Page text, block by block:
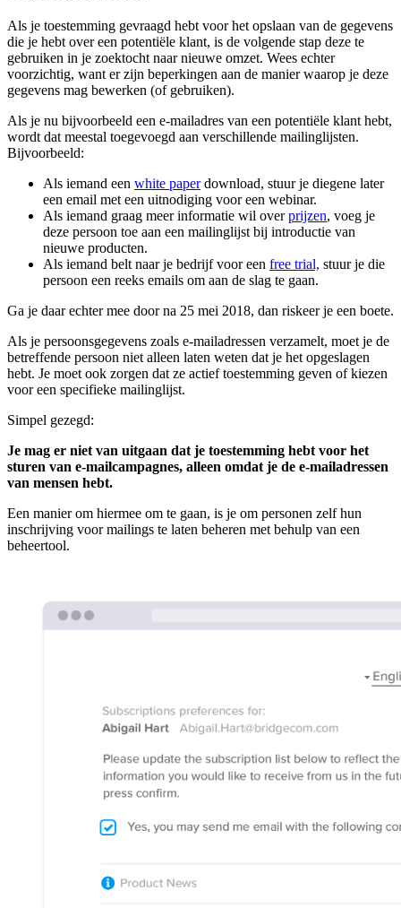
Als je toestemming gevraagd hebt voor het opslaan van de gegevens
die je hebt over een potentiële klant, is de volgende stap deze te
gebruiken in je zoektocht naar nieuwe omzet. Wees echter
voorzichtig, want er zijn beperkingen aan de manier waarop je deze
gegevens mag bewerken (of gebruiken).
Als je nu bijvoorbeeld een e-mailadres van een potentiële klant hebt,
wordt dat meestal toegevoegd aan verschillende mailinglijsten.
Bijvoorbeeld:
Als iemand een white paperdownload, stuur je diegene later
een email met een uitnodiging voor een webinar.
Als iemand graag meer informatie wil overprijzen, voeg je
deze persoon toe aan een mailinglijst bij introductie van
nieuwe producten.
Als iemand belt naar je bedrijf voor een free trial, stuur je die
persoon een reeks emails om aan de slag te gaan.
Ga je daar echter mee door na 25 mei 2018, dan riskeer je een boete.
Als je persoonsgegevens zoals e-mailadressen verzamelt, moet je de
betreffende persoon niet alleen laten weten dat je het opgeslagen
hebt. Je moet ook zorgen dat ze actief toestemming geven of kiezen
voor een specifieke mailinglijst.
Simpel gezegd:
Je mag er niet van uitgaan dat je toestemming hebt voor het
sturen van e-mailcampagnes, alleen omdat je de e-mailadressen
van mensen hebt.
Een manier om hiermee om te gaan, is je om personen zelf hun
inschrijving voor mailings te laten beheren met behulp van een
beheertool.